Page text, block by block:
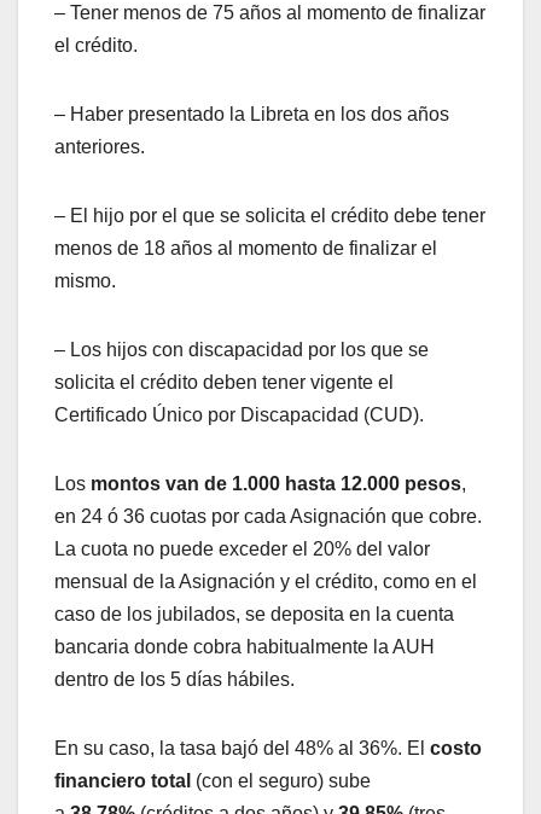
– Tener menos de 75 años al momento de finalizar
el crédito.
– Haber presentado la Libreta en los dos años
anteriores.
– El hijo por el que se solicita el crédito debe tener
menos de 18 años al momento de finalizar el
mismo.
– Los hijos con discapacidad por los que se
solicita el crédito deben tener vigente el
Certificado Único por Discapacidad (CUD).
Los montos van de 1.000 hasta 12.000 pesos,
en 24 ó 36 cuotas por cada Asignación que cobre.
La cuota no puede exceder el 20% del valor
mensual de la Asignación y el crédito, como en el
caso de los jubilados, se deposita en la cuenta
bancaria donde cobra habitualmente la AUH
dentro de los 5 días hábiles.
En su caso, la tasa bajó del 48% al 36%. El costo
financiero total (con el seguro) sube